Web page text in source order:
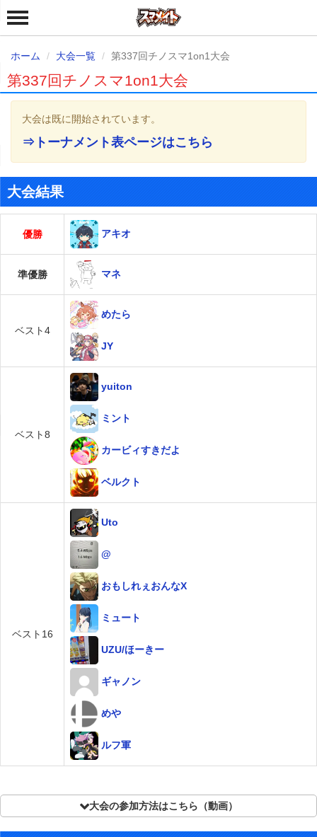
ホーム 大会一覧 第337回チノスマ1on1大会
第337回チノスマ1on1大会
大会は既に開始されています。
⇒トーナメント表ページはこちら
大会結果
優勝 アキオ
準優勝 マネ
ベスト4
めたら
JY
ベスト8
yuiton
ミント
カービィすきだよ
ベルクト
ベスト16
Uto
@
おもしれぇおんなX
ミュート
UZU/ほーきー
ギャノン
めや
ルフ軍
大会の参加方法はこちら（動画）